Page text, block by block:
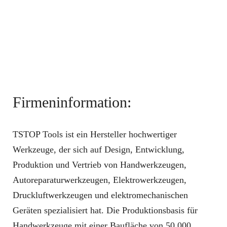
Firmeninformation:
TSTOP Tools ist ein Hersteller hochwertiger
Werkzeuge, der sich auf Design, Entwicklung,
Produktion und Vertrieb von Handwerkzeugen,
Autoreparaturwerkzeugen, Elektrowerkzeugen,
Druckluftwerkzeugen und elektromechanischen
Geräten spezialisiert hat. Die Produktionsbasis für